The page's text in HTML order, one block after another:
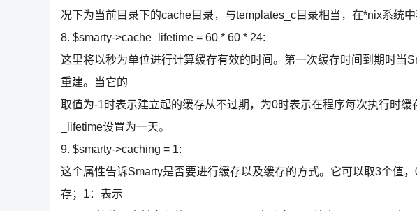
况下为当前目录下的cache目录，与templates_c目录相当，在*nix系统
8. $smarty->cache_lifetime = 60 * 60 * 24:
这里将以秒为单位进行计算缓存有效的时间。第一次缓存时间到期时当
重建。当它的
取值为-1时表示建立起的缓存从不过期，为0时表示在程序每次执行时
_lifetime设置为一天。
9. $smarty->caching = 1:
这个属性告诉Smarty是否要进行缓存以及缓存的方式。它可以取3个值
存；1：表示